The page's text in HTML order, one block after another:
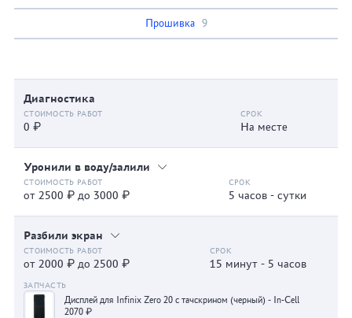
Прошивка 9
Диагностика
0 ₽ На месте
Уронили в воду/залили
от 2500 ₽ до 3000 ₽ 5 часов - сутки
Разбили экран
от 2000 ₽ до 2500 ₽ 15 минут - 5 часов
Дисплей для Infinix Zero 20 с тачскрином (черный) - In-Cell
2070 ₽